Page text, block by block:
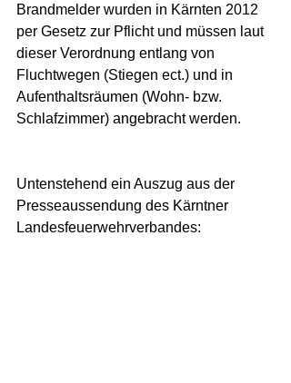
Brandmelder wurden in Kärnten 2012
per Gesetz zur Pflicht und müssen laut
dieser Verordnung entlang von
Fluchtwegen (Stiegen ect.) und in
Aufenthaltsräumen (Wohn- bzw.
Schlafzimmer) angebracht werden.
Untenstehend ein Auszug aus der
Presseaussendung des Kärntner
Landesfeuerwehrverbandes: